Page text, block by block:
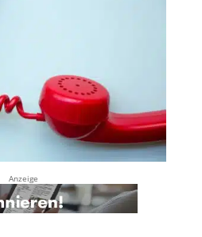
Anzeige